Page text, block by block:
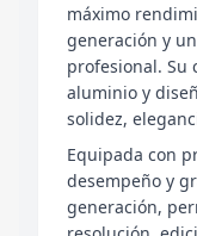
máximo
generación y
profesional. Su
aluminio y
solidez,
Equipada con
desempeño y
generación,